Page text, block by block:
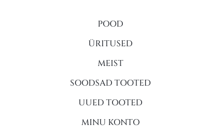
POOD
ÜRITUSED
MEIST
SOODSAD TOOTED
UUED TOOTED
MINU KONTO